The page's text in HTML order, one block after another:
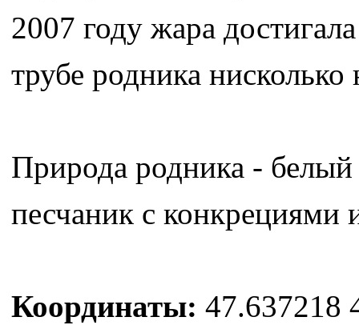
2007 году жара
трубе родника нисколько
Природа родника -
песчаник с конкрециями
Координаты: 47.637218